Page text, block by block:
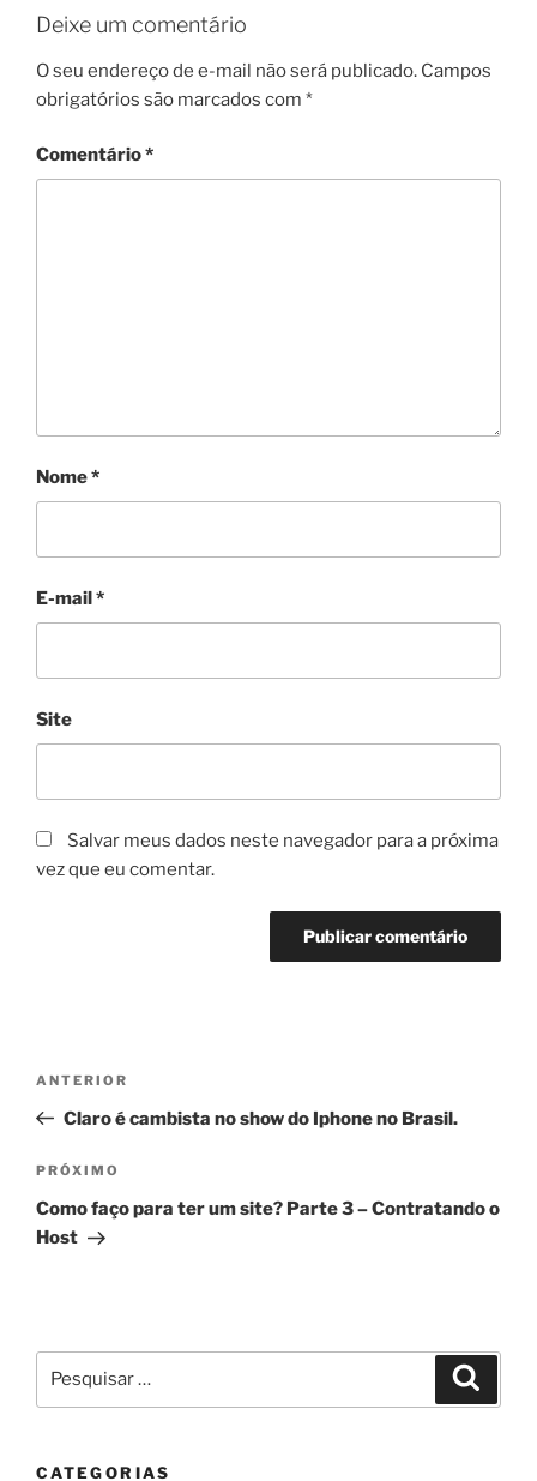
Deixe um comentário
O seu endereço de e-mail não será publicado. Campos
obrigatórios são marcados com *
Comentário*
Nome*
E-mail*
Site
Salvar meus dados neste navegador para a próxima
vez que eu comentar.
Post
Post
anterior
ANTERIOR
Claro é cambista no show do Iphone no Brasil.
Próximo
post
PRÓXIMO
Como faço para ter um site? Parte 3 – Contratando o
Host
por:
CATEGORIAS